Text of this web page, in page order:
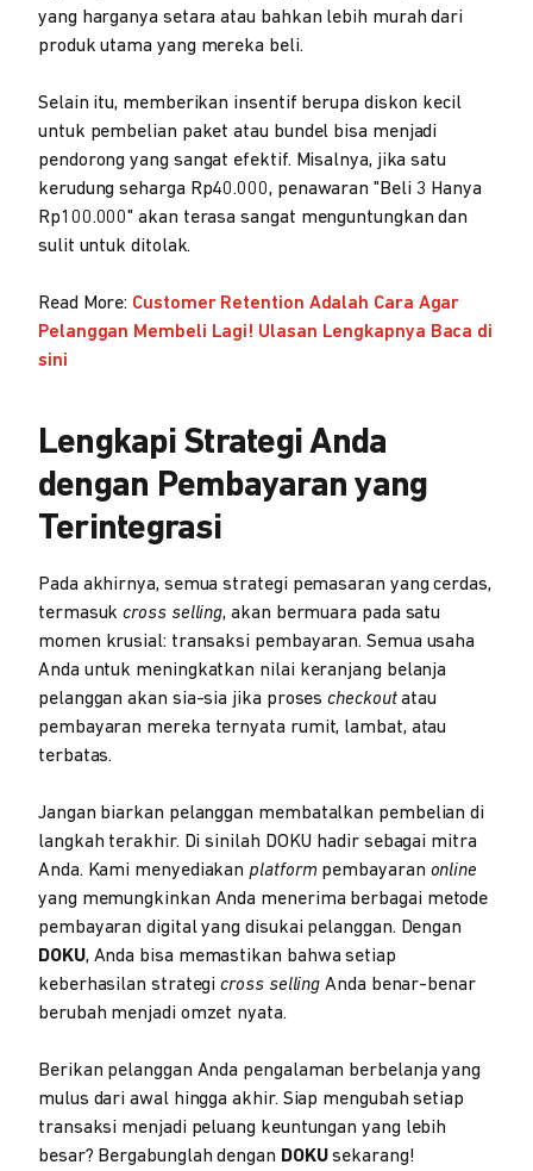
yang harganya setara atau bahkan lebih murah dari
produk utama yang mereka beli.
Selain itu, memberikan insentif berupa diskon kecil
untuk pembelian paket atau bundel bisa menjadi
pendorong yang sangat efektif. Misalnya, jika satu
kerudung seharga Rp40.000, penawaran "Beli 3 Hanya
Rp100.000" akan terasa sangat menguntungkan dan
sulit untuk ditolak.
Read More: Customer Retention Adalah Cara Agar
Pelanggan Membeli Lagi! Ulasan Lengkapnya Baca di
sini
Lengkapi Strategi Anda
dengan Pembayaran yang
Terintegrasi
Pada akhirnya, semua strategi pemasaran yang cerdas,
termasukcross selling, akan bermuara pada satu
momen krusial: transaksi pembayaran. Semua usaha
Anda untuk meningkatkan nilai keranjang belanja
pelanggan akan sia-sia jika prosescheckoutatau
pembayaran mereka ternyata rumit, lambat, atau
terbatas.
Jangan biarkan pelanggan membatalkan pembelian di
langkah terakhir. Di sinilah DOKU hadir sebagai mitra
Anda. Kami menyediakan platform pembayaran online
yang memungkinkan Anda menerima berbagai metode
pembayaran digital yang disukai pelanggan. Dengan
DOKU, Anda bisa memastikan bahwa setiap
keberhasilan strategicross selling Anda benar-benar
berubah menjadi omzet nyata.
Berikan pelanggan Anda pengalaman berbelanja yang
mulus dari awal hingga akhir. Siap mengubah setiap
transaksi menjadi peluang keuntungan yang lebih
besar? Bergabunglah dengan DOKUsekarang!